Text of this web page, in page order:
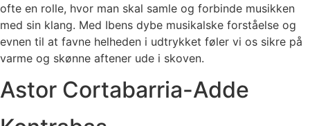
ofte en rolle, hvor man skal samle og forbinde musikken
med sin klang. Med Ibens dybe musikalske forståelse og
evnen til at favne helheden i udtrykket føler vi os sikre på
varme og skønne aftener ude i skoven.
Astor Cortabarria-Adde